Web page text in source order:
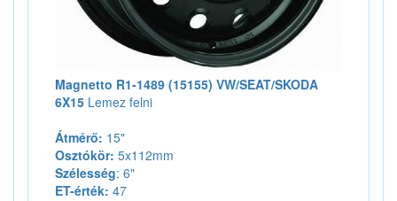
Magnetto R1-1489 (15155) VW/SEAT/SKODA
6X15 Lemez felni
Átmérő: 15"
Osztókör: 5x112mm
Szélesség: 6"
ET-érték: 47